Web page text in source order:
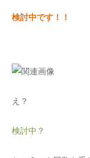
検討中です！！
え？
検討中？